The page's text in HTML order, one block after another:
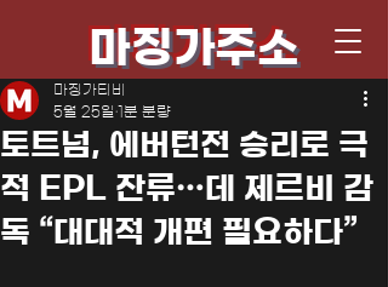
마징가주소
토트넘, 에버턴전 승리로 극
적 EPL 잔류…데 제르비 감
독 “대대적 개편 필요하다”
마징가티비
5월 25일 1분 분량